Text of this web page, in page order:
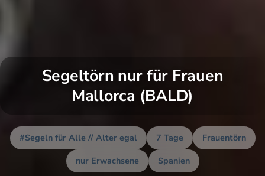
Segeltörn nur für Frauen
Mallorca (BALD)
#Segeln für Alle // Alter egal 7 Tage
Frauentörn
nur Erwachsene
Spanien